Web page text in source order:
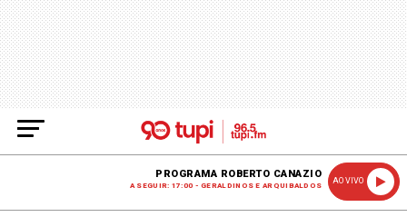
PROGRAMA ROBERTO CANAZIO
A SEGUIR: 17:00 - GERALDINOS E ARQUIBALDOS
AO VIVO